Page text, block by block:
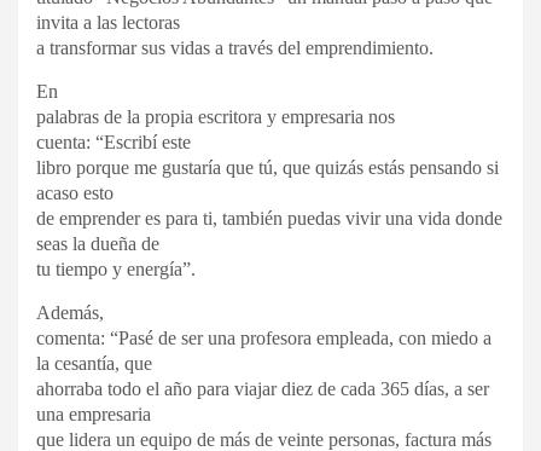
invita a las lectoras
a transformar sus vidas a través del emprendimiento.
En
palabras de la propia escritora y empresaria nos
cuenta: “Escribí este
libro porque me gustaría que tú, que quizás estás pensando si
acaso esto
de emprender es para ti, también puedas vivir una vida donde
seas la dueña de
tu tiempo y energía”.
Además,
comenta: “Pasé de ser una profesora empleada, con miedo a
la cesantía, que
ahorraba todo el año para viajar diez de cada 365 días, a ser
una empresaria
que lidera un equipo de más de veinte personas, factura más